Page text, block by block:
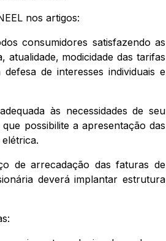
nos artigos:
consumidores satisfazendo as
atualidade, modicidade das tarifas
de interesses individuais e
às necessidades de seu
possibilite a apresentação das
de arrecadação das faturas de
deverá implantar estrutura